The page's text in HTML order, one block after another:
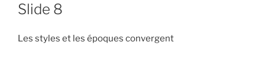
Slide 8
Les styles et les époques convergent